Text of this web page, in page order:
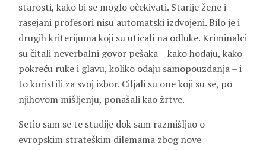
starosti, kako bi se moglo očekivati. Starije žene i
rasejani profesori nisu automatski izdvojeni. Bilo je i
drugih kriterijuma koji su uticali na odluke. Kriminalci
su čitali neverbalni govor pešaka – kako hodaju, kako
pokreću ruke i glavu, koliko odaju samopouzdanja – i
to koristili za svoj izbor. Ciljali su one koji su se, po
njihovom mišljenju, ponašali kao žrtve.
Setio sam se te studije dok sam razmišljao o
evropskim strateškim dilemama zbog nove